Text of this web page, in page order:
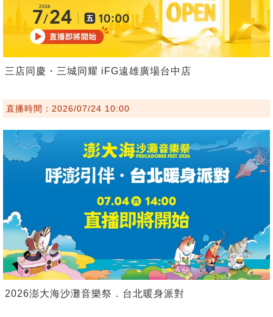
三店同慶・三城同耀 iFG遠雄廣場台中店
直播時間：2026/07/24 10:00
2026澎大海沙灘音樂祭．台北暖身派對